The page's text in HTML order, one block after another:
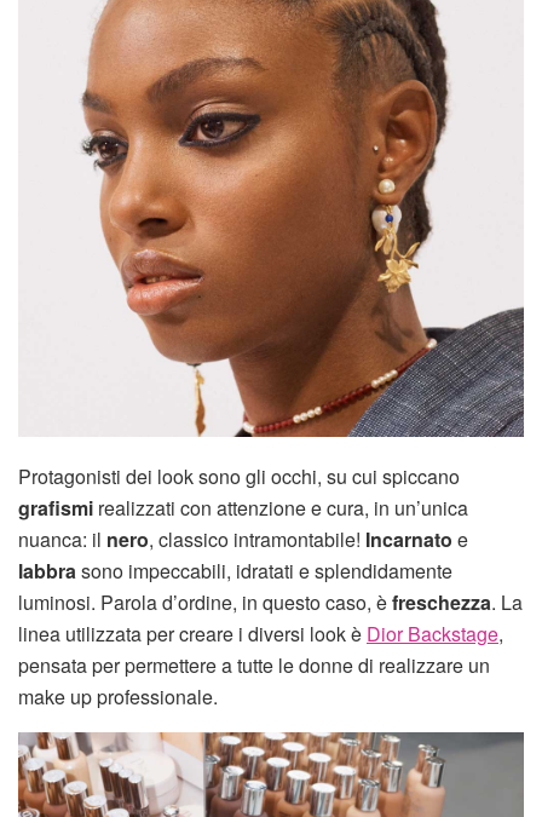
Protagonisti dei look sono gli occhi, su cui spiccano
grafismi realizzati con attenzione e cura, in un’unica
nuanca: il nero, classico intramontabile! Incarnato e
labbrasono impeccabili, idratati e splendidamente
luminosi. Parola d’ordine, in questo caso, èfreschezza. La
linea utilizzata per creare i diversi look è Dior Backstage,
pensata per permettere a tutte le donne di realizzare un
make up professionale.